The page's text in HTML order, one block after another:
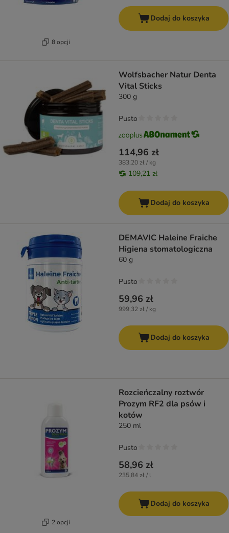
8 opcji
Dodaj do koszyka
Wolfsbacher Natur Denta
Vital Sticks
300 g
114,96 zł
383,20 zł / kg
109,21 zł
Pusto
Dodaj do koszyka
DEMAVIC Haleine Fraiche
Higiena stomatologiczna
60 g
59,96 zł
999,32 zł / kg
Pusto
Dodaj do koszyka
2 opcji
Rozcieńczalny roztwór
Prozym RF2 dla psów i
kotów
250 ml
58,96 zł
235,84 zł / l
Pusto
Dodaj do koszyka